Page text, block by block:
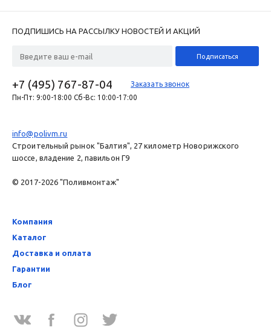
ПОДПИШИСЬ НА РАССЫЛКУ НОВОСТЕЙ И АКЦИЙ
+7 (495) 767-87-04
Заказать звонок
Пн-Пт: 9:00-18:00 Сб-Вс: 10:00-17:00
info@polivm.ru
Строительный рынок "Балтия", 27 километр Новорижского
шоссе, владение 2, павильон Г9
© 2017-2026 "Поливмонтаж"
Компания
Каталог
Доставка и оплата
Гарантии
Блог